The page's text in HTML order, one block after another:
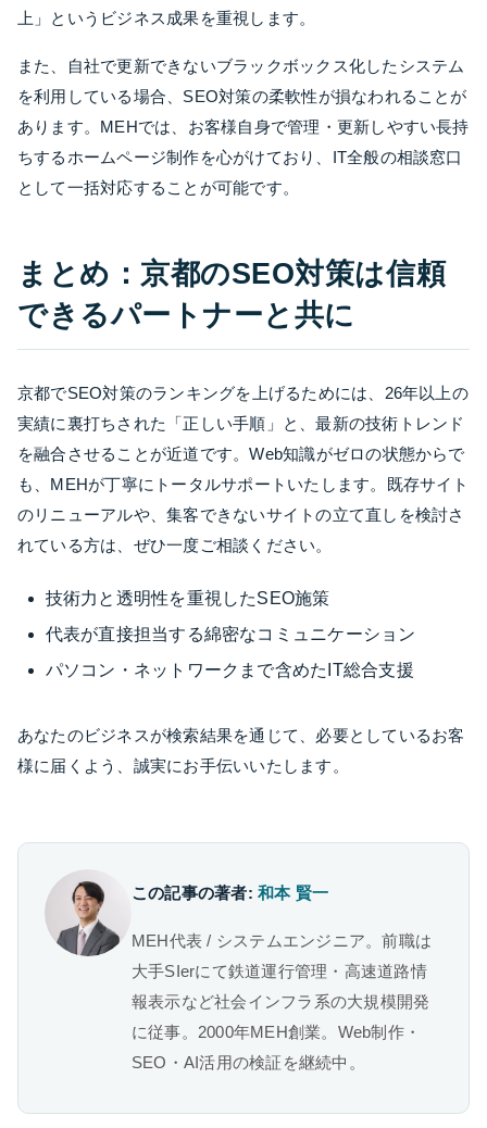
上」というビジネス成果を重視します。
また、自社で更新できないブラックボックス化したシステム
を利用している場合、SEO対策の柔軟性が損なわれることが
あります。MEHでは、お客様自身で管理・更新しやすい長持
ちするホームページ制作を心がけており、IT全般の相談窓口
として一括対応することが可能です。
まとめ：京都のSEO対策は信頼
できるパートナーと共に
京都でSEO対策のランキングを上げるためには、26年以上の
実績に裏打ちされた「正しい手順」と、最新の技術トレンド
を融合させることが近道です。Web知識がゼロの状態からで
も、MEHが丁寧にトータルサポートいたします。既存サイト
のリニューアルや、集客できないサイトの立て直しを検討さ
れている方は、ぜひ一度ご相談ください。
技術力と透明性を重視したSEO施策
代表が直接担当する綿密なコミュニケーション
パソコン・ネットワークまで含めたIT総合支援
あなたのビジネスが検索結果を通じて、必要としているお客
様に届くよう、誠実にお手伝いいたします。
この記事の著者:和本 賢一
MEH代表 / システムエンジニア。前職は
大手SIerにて鉄道運行管理・高速道路情
報表示など社会インフラ系の大規模開発
に従事。2000年MEH創業。Web制作・
SEO・AI活用の検証を継続中。